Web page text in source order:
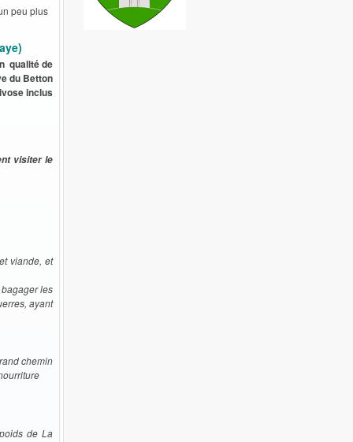
peu plus
qualité de
du Betton
inclus
visiter le
viande, et
les
ayant
chemin
de La